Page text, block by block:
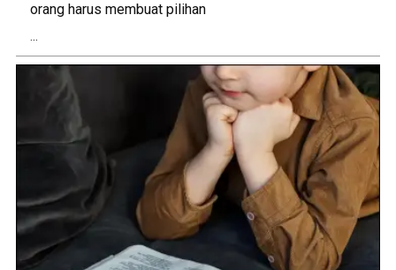
orang harus membuat pilihan
...